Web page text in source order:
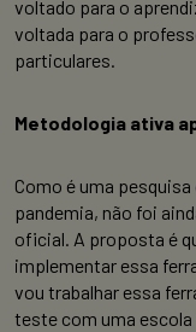
voltado para o
voltada para o
particulares.
Metodologia ativa
Como é uma
pandemia, não foi
oficial. A proposta é
implementar essa
vou trabalhar essa
teste com uma escola